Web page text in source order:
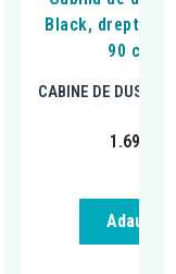
Black,
90 cm,
CABINE DE DUS
1.699,00
Adauga